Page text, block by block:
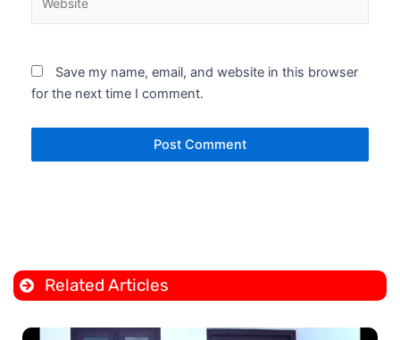
Save my name, email, and website in this browser
for the next time I comment.
Related Articles